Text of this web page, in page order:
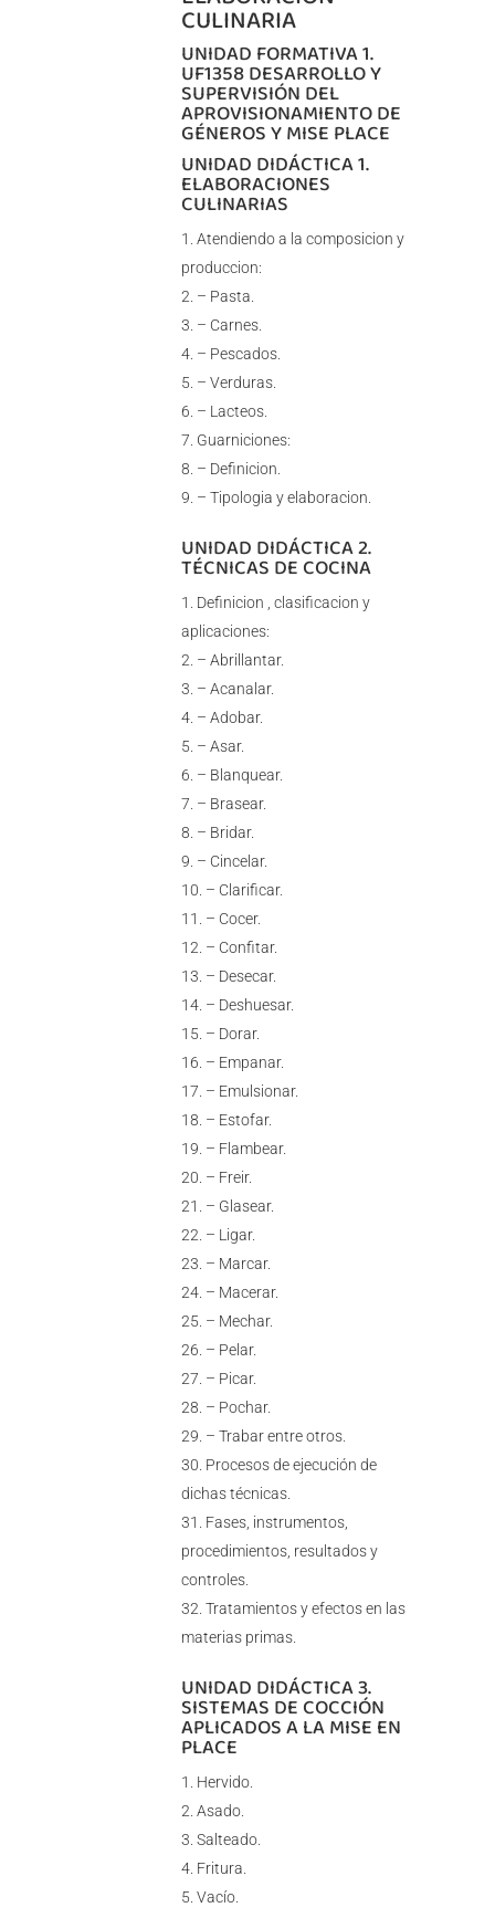
CULINARIA
UNIDAD FORMATIVA 1.
UF1358 DESARROLLO Y
SUPERVISIÓN DEL
APROVISIONAMIENTO DE
GÉNEROS Y MISE PLACE
UNIDAD DIDÁCTICA 1.
ELABORACIONES
CULINARIAS
Atendiendo a la composicion y
produccion:
– Pasta.
– Carnes.
– Pescados.
– Verduras.
– Lacteos.
Guarniciones:
– Definicion.
– Tipologia y elaboracion.
UNIDAD DIDÁCTICA 2.
TÉCNICAS DE COCINA
Definicion , clasificacion y
aplicaciones:
– Abrillantar.
– Acanalar.
– Adobar.
– Asar.
– Blanquear.
– Brasear.
– Bridar.
– Cincelar.
– Clarificar.
– Cocer.
– Confitar.
– Desecar.
– Deshuesar.
– Dorar.
– Empanar.
– Emulsionar.
– Estofar.
– Flambear.
– Freir.
– Glasear.
– Ligar.
– Marcar.
– Macerar.
– Mechar.
– Pelar.
– Picar.
– Pochar.
– Trabar entre otros.
Procesos de ejecución de
dichas técnicas.
Fases, instrumentos,
procedimientos, resultados y
controles.
Tratamientos y efectos en las
materias primas.
UNIDAD DIDÁCTICA 3.
SISTEMAS DE COCCIÓN
APLICADOS A LA MISE EN
PLACE
Hervido.
Asado.
Salteado.
Fritura.
Vacío.